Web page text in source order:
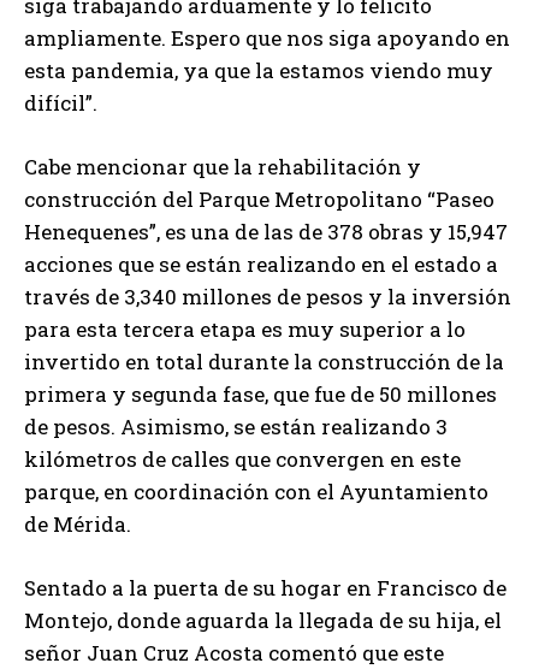
siga trabajando arduamente y lo felicito
ampliamente. Espero que nos siga apoyando en
esta pandemia, ya que la estamos viendo muy
difícil”.
Cabe mencionar que la rehabilitación y
construcción del Parque Metropolitano “Paseo
Henequenes”, es una de las de 378 obras y 15,947
acciones que se están realizando en el estado a
través de 3,340 millones de pesos y la inversión
para esta tercera etapa es muy superior a lo
invertido en total durante la construcción de la
primera y segunda fase, que fue de 50 millones
de pesos. Asimismo, se están realizando 3
kilómetros de calles que convergen en este
parque, en coordinación con el Ayuntamiento
de Mérida.
Sentado a la puerta de su hogar en Francisco de
Montejo, donde aguarda la llegada de su hija, el
señor Juan Cruz Acosta comentó que este